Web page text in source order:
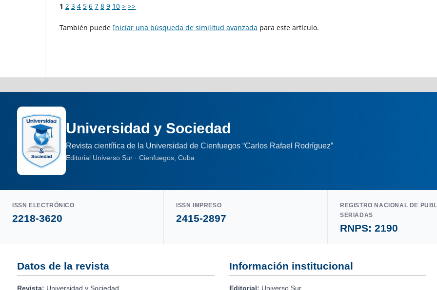
1 2 3 4 5 6 7 8 9 10 > >>
También puede Iniciar una búsqueda de similitud avanzada para este artículo.
Universidad y Sociedad
Revista científica de la Universidad de Cienfuegos “Carlos Rafael Rodríguez”
Editorial Universo Sur · Cienfuegos, Cuba
ISSN ELECTRÓNICO
2218-3620
ISSN IMPRESO
2415-2897
REGISTRO NACIONAL DE
SERIADAS
RNPS: 2190
Datos de la revista
Revista: Universidad y Sociedad
Información institucional
Editorial: Universo Sur